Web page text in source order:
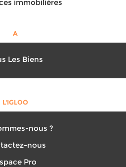
immobilières
A
Les Biens
L'IGLOO
nous ?
nous
Pro